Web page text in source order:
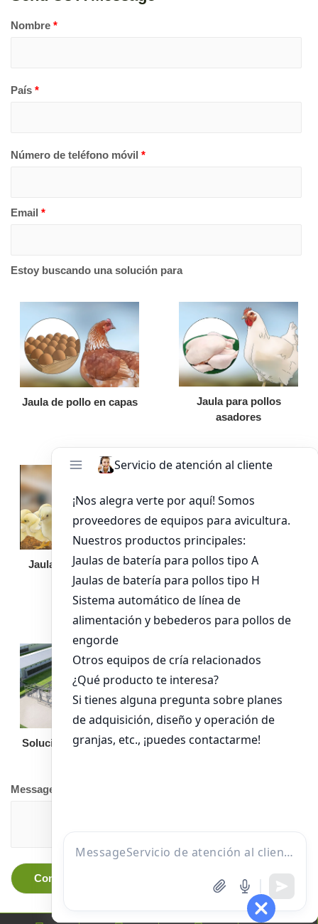
Nombre *
País *
Número de teléfono móvil *
Email *
Estoy buscando una solución para
Jaula de pollo en capas
Jaula para pollos
asadores
Jaula de pollo pollita
Bandeja de
alimentación para
pollos de engorde
Solución llave en mano Otro equipo
Message